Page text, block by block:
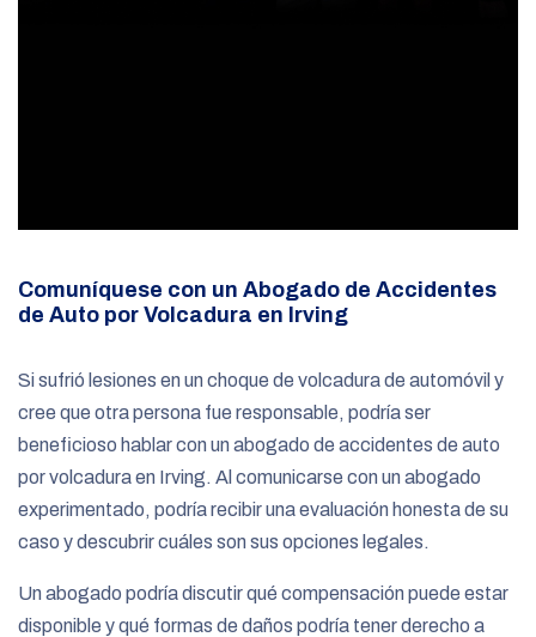
Comuníquese con un Abogado de Accidentes
de Auto por Volcadura en Irving
Si sufrió lesiones en un choque de volcadura de automóvil y
cree que otra persona fue responsable, podría ser
beneficioso hablar con un abogado de accidentes de auto
por volcadura en Irving. Al comunicarse con un abogado
experimentado, podría recibir una evaluación honesta de su
caso y descubrir cuáles son sus opciones legales.
Un abogado podría discutir qué compensación puede estar
disponible y qué formas de daños podría tener derecho a